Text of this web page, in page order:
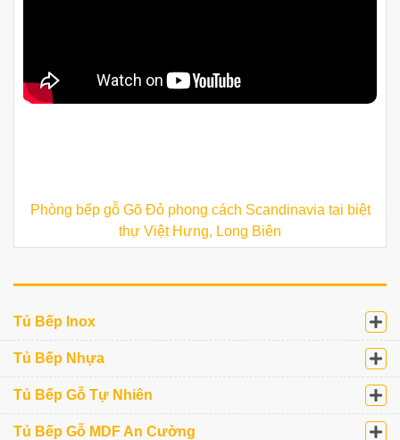
Phòng bếp gỗ Gõ Đỏ phong cách Scandinavia tại biệt
thự Việt Hưng, Long Biên
Tủ Bếp Inox
Tủ Bếp Nhựa
Tủ Bếp Gỗ Tự Nhiên
Tủ Bếp Gỗ MDF An Cường